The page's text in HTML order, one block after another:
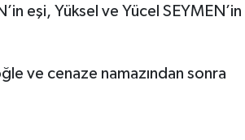
eşi, Yüksel ve Yücel SEYMEN’in
ve cenaze namazından sonra